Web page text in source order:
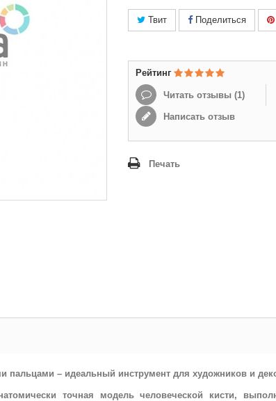
Твит Поделиться
Рейтинг
Читать отзывы (1)
Написать отзыв
Печать
пальцами – идеальный инструмент для художников и
точная модель человеческой кисти,